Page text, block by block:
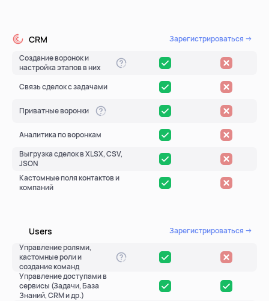
CRM
Зарегистрироваться →
Создание воронок и
настройка этапов в них
Связь сделок с задачами
Приватные воронки
Аналитика по воронкам
Выгрузка сделок в XLSX, CSV,
JSON
Кастомные поля контактов и
компаний
Users
Зарегистрироваться →
Управление ролями,
кастомные роли и
создание команд
Управление доступами в
сервисы (Задачи, База
Знаний, CRM и др.)